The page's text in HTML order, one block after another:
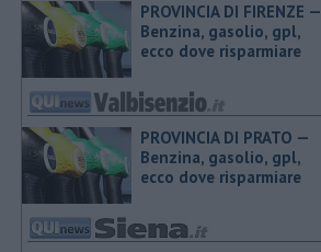
PROVINCIA DI FIRENZE — ​
Benzina, gasolio, gpl,
ecco dove risparmiare
PROVINCIA DI PRATO — ​
Benzina, gasolio, gpl,
ecco dove risparmiare